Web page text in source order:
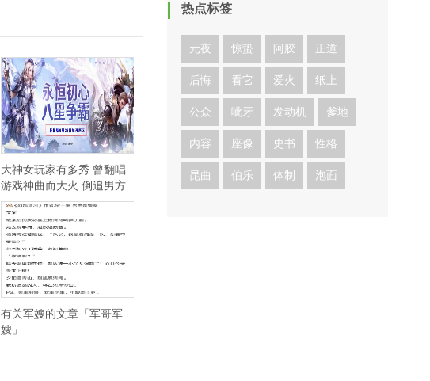
大神女玩家有多秀 曾翻唱
游戏神曲而大火 倒追男方
23年到手
有关军嫂的文章「军哥军
嫂」
热点标签
元夜 惊蛰 阿胶 正道
后悔 看它 爱火 纸上
公众 呲牙 发动机 爹地
内容 座像 史书 性格
昆曲 伯乐 体制 泡面